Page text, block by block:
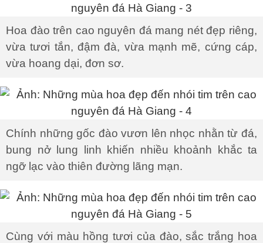
Hoa đào trên cao nguyên đá mang nét đẹp riêng,
vừa tươi tắn, đậm đà, vừa mạnh mẽ, cứng cáp,
vừa hoang dại, đơn sơ.
Chính những gốc đào vươn lên nhọc nhằn từ đá,
bung nở lung linh khiến nhiều khoảnh khắc ta
ngỡ lạc vào thiên đường lãng mạn.
Cùng với màu hồng tươi của đào, sắc trắng hoa